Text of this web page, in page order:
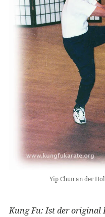
Yip Chun an der
Kung Fu: Ist der original